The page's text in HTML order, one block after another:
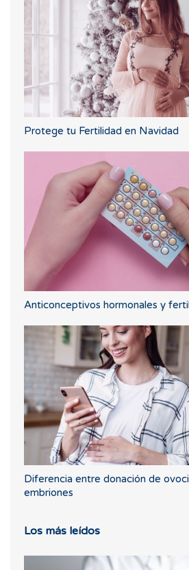
Protege tu Fertilidad en Navidad
Anticonceptivos hormonales y
Diferencia entre donación de
embriones
Los más leídos